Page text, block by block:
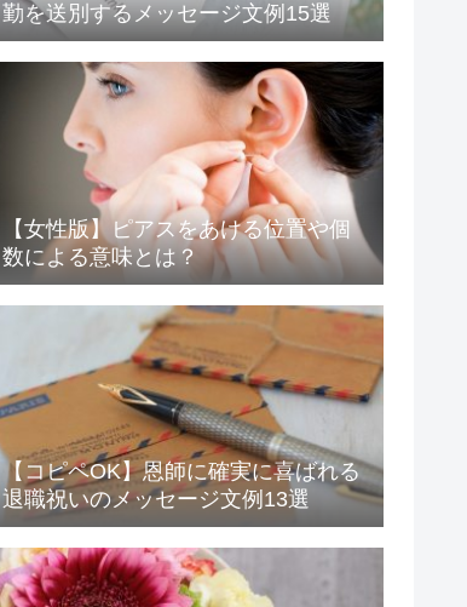
勤を送別するメッセージ文例15選
【女性版】ピアスをあける位置や個
数による意味とは？
【コピペOK】恩師に確実に喜ばれる
退職祝いのメッセージ文例13選